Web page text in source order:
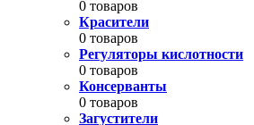
0 товаров
Красители
0 товаров
Регуляторы кислотности
0 товаров
Консерванты
0 товаров
Загустители